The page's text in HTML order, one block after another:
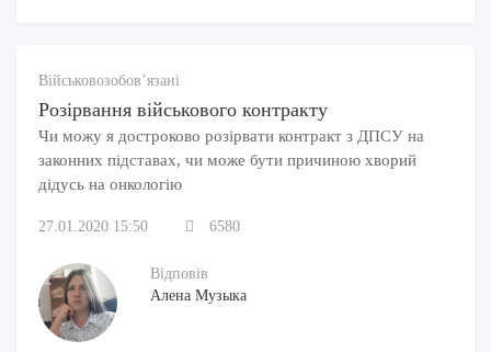
Військовозобов’язані
Розірвання військового контракту
Чи можу я достроково розірвати контракт з ДПСУ на
законних підставах, чи може бути причиною хворий
дідусь на онкологію
27.01.2020 15:50 6580
Відповів
Алена Музыка